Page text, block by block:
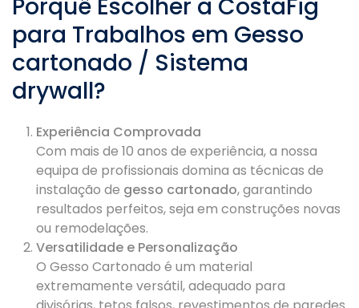
Porquê Escolher a CostaFig
para Trabalhos em Gesso
cartonado / Sistema
drywall?
Experiência Comprovada
Com mais de 10 anos de experiência, a nossa
equipa de profissionais domina as técnicas de
instalação de gesso cartonado, garantindo
resultados perfeitos, seja em construções novas
ou remodelações.
Versatilidade e Personalização
O Gesso Cartonado é um material
extremamente versátil, adequado para